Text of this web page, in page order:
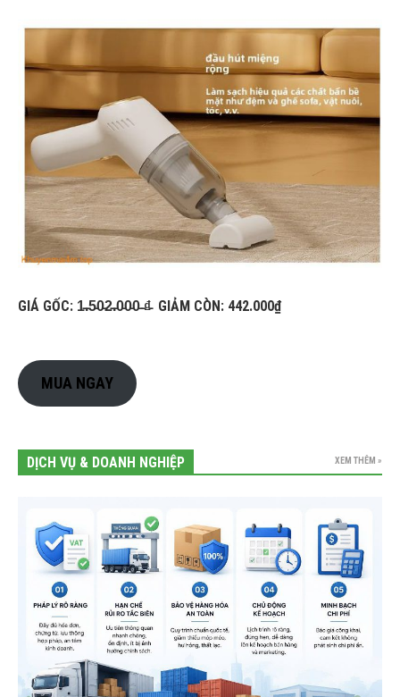
GIÁ GỐC: 1̵.̵5̵0̵2̵.̵0̵0̵0̵ ̵₫̵ GIẢM CÒN: 442.000₫
MUA NGAY
DỊCH VỤ & DOANH NGHIỆP XEM THÊM »